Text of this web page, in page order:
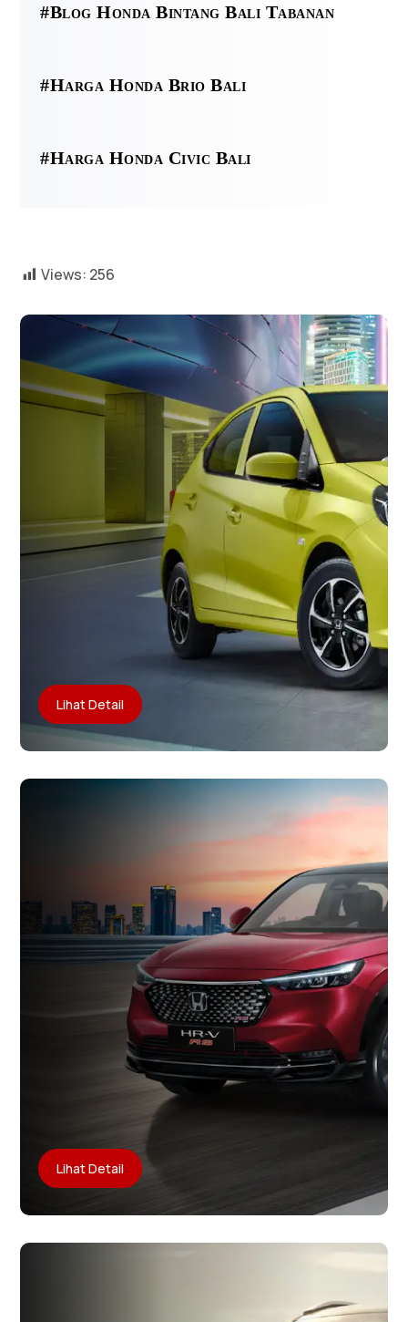
#Blog Honda Bintang Bali Tabanan
#Harga Honda Brio Bali
#Harga Honda Civic Bali
Views: 256
Lihat Detail
Lihat Detail